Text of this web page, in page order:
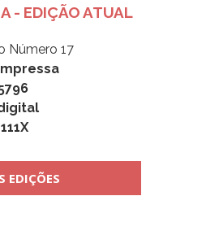
- EDIÇÃO ATUAL
Número 17
EDIÇÕES